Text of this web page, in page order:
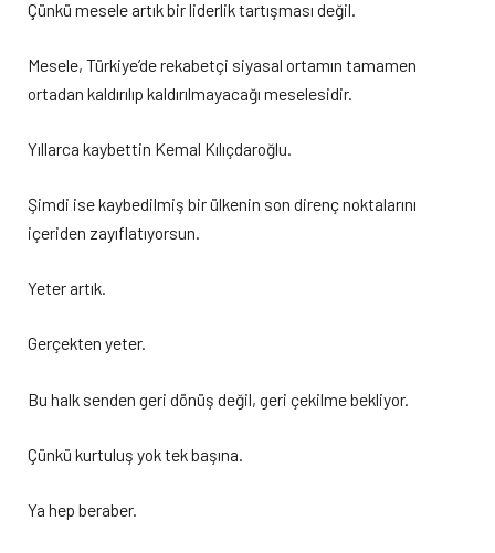
Çünkü mesele artık bir liderlik tartışması değil.
Mesele, Türkiye’de rekabetçi siyasal ortamın tamamen
ortadan kaldırılıp kaldırılmayacağı meselesidir.
Yıllarca kaybettin Kemal Kılıçdaroğlu.
Şimdi ise kaybedilmiş bir ülkenin son direnç noktalarını
içeriden zayıflatıyorsun.
Yeter artık.
Gerçekten yeter.
Bu halk senden geri dönüş değil, geri çekilme bekliyor.
Çünkü kurtuluş yok tek başına.
Ya hep beraber.